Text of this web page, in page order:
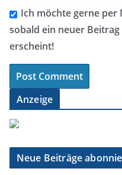
Ich möchte gerne
sobald ein neuer
erscheint!
Anzeige
Neue Beiträge